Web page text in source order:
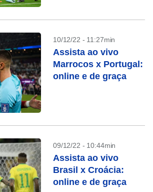
10/12/22 - 11:27min
Assista ao vivo
Marrocos x Portugal:
online e de graça
09/12/22 - 10:44min
Assista ao vivo
Brasil x Croácia:
online e de graça